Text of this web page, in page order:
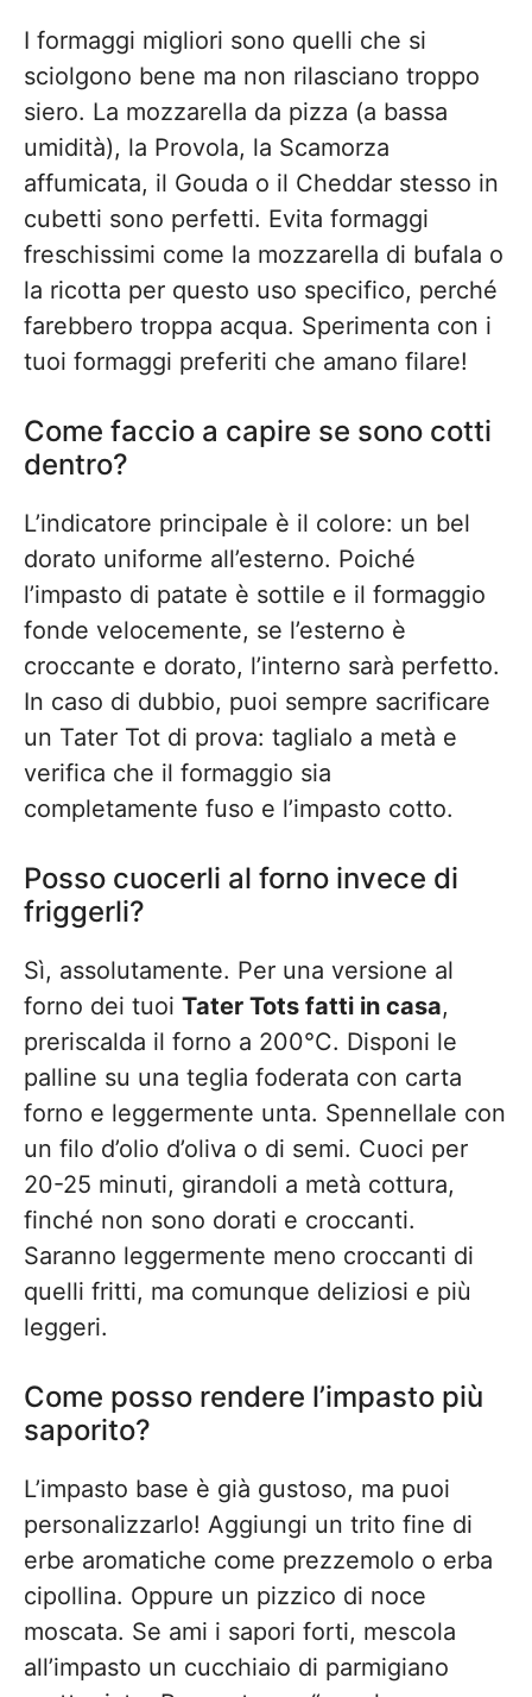
I formaggi migliori sono quelli che si
sciolgono bene ma non rilasciano troppo
siero. La mozzarella da pizza (a bassa
umidità), la Provola, la Scamorza
affumicata, il Gouda o il Cheddar stesso in
cubetti sono perfetti. Evita formaggi
freschissimi come la mozzarella di bufala o
la ricotta per questo uso specifico, perché
farebbero troppa acqua. Sperimenta con i
tuoi formaggi preferiti che amano filare!
Come faccio a capire se sono cotti
dentro?
L’indicatore principale è il colore: un bel
dorato uniforme all’esterno. Poiché
l’impasto di patate è sottile e il formaggio
fonde velocemente, se l’esterno è
croccante e dorato, l’interno sarà perfetto.
In caso di dubbio, puoi sempre sacrificare
un Tater Tot di prova: taglialo a metà e
verifica che il formaggio sia
completamente fuso e l’impasto cotto.
Posso cuocerli al forno invece di
friggerli?
Sì, assolutamente. Per una versione al
forno dei tuoi Tater Tots fatti in casa,
preriscalda il forno a 200°C. Disponi le
palline su una teglia foderata con carta
forno e leggermente unta. Spennellale con
un filo d’olio d’oliva o di semi. Cuoci per
20-25 minuti, girandoli a metà cottura,
finché non sono dorati e croccanti.
Saranno leggermente meno croccanti di
quelli fritti, ma comunque deliziosi e più
leggeri.
Come posso rendere l’impasto più
saporito?
L’impasto base è già gustoso, ma puoi
personalizzarlo! Aggiungi un trito fine di
erbe aromatiche come prezzemolo o erba
cipollina. Oppure un pizzico di noce
moscata. Se ami i sapori forti, mescola
all’impasto un cucchiaio di parmigiano